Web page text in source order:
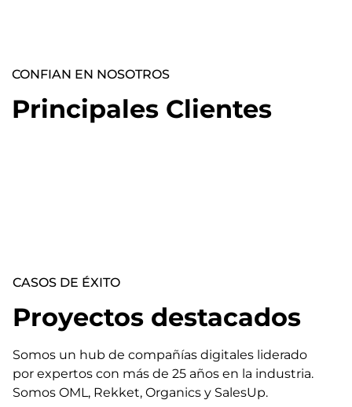
CONFIAN EN NOSOTROS
Principales Clientes
CASOS DE ÉXITO
Proyectos destacados
Somos un hub de compañías digitales liderado
por expertos con más de 25 años en la industria.
Somos OML, Rekket, Organics y SalesUp.